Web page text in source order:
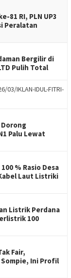
81 RI, PLN UP3
Peralatan
Bergilir di
Pulih Total
IKLAN-IDUL-FITRI-
Dorong
Palu Lewat
% Rasio Desa
Laut Listriki
Listrik Perdana
100
Fair,
Ini Profil